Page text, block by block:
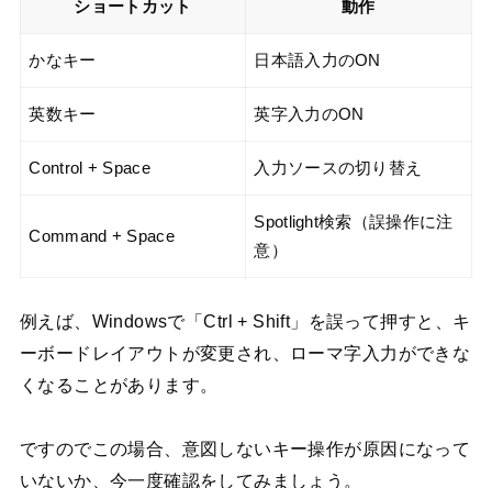
ショートカット 動作
かなキー 日本語入力のON
英数キー 英字入力のON
Control + Space 入力ソースの切り替え
Command + Space
Spotlight検索（誤操作に注
意）
例えば、 Windowsで「Ctrl + Shift」を誤って押すと、キ
ーボードレイアウトが変更され、ローマ字入力ができな
くなることがあります。
ですのでこの場合、意図しないキー操作が原因になって
いないか、今一度確認をしてみましょう。